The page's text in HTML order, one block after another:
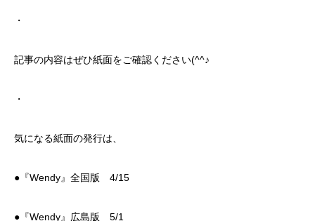
・
記事の内容はぜひ紙面をご確認ください(^^♪
・
気になる紙面の発行は、
●『Wendy』全国版 4/15
●『Wendy』広島版 5/1